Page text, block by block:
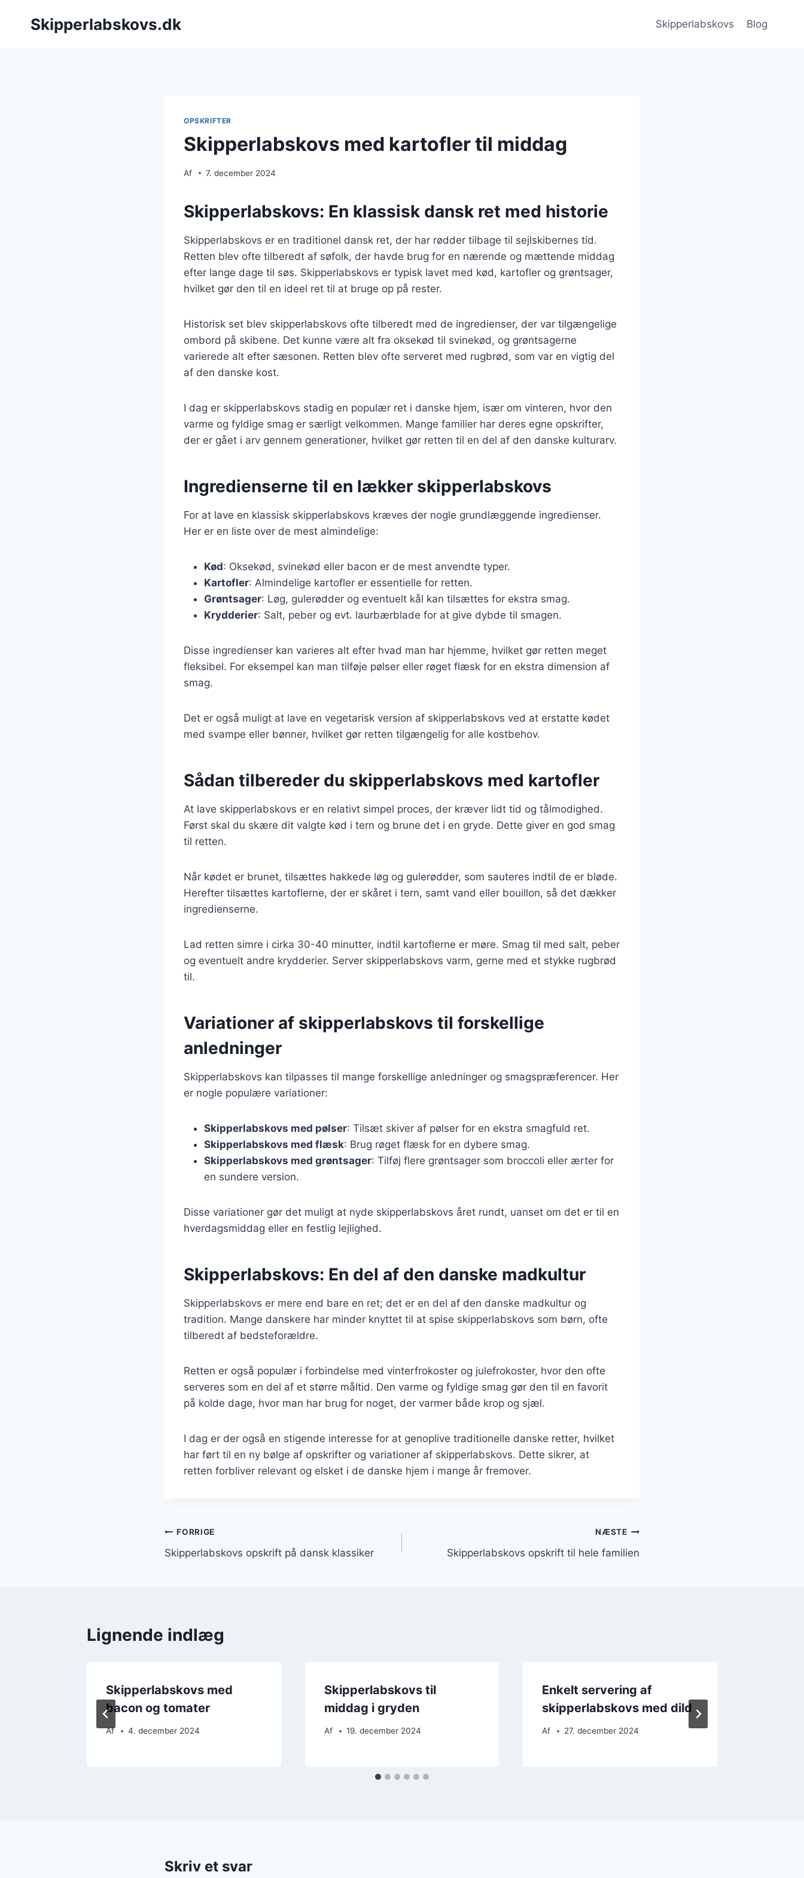
Skipperlabskovs.dk Skipperlabskovs Blog
OPSKRIFTER
Skipperlabskovs med kartofler til middag
Af 7. december 2024
Skipperlabskovs: En klassisk dansk ret med historie
Skipperlabskovs er en traditionel dansk ret, der har rødder tilbage til sejlskibernes tid.
Retten blev ofte tilberedt af søfolk, der havde brug for en nærende og mættende middag
efter lange dage til søs. Skipperlabskovs er typisk lavet med kød, kartofler og grøntsager,
hvilket gør den til en ideel ret til at bruge op på rester.
Historisk set blev skipperlabskovs ofte tilberedt med de ingredienser, der var tilgængelige
ombord på skibene. Det kunne være alt fra oksekød til svinekød, og grøntsagerne
varierede alt efter sæsonen. Retten blev ofte serveret med rugbrød, som var en vigtig del
af den danske kost.
I dag er skipperlabskovs stadig en populær ret i danske hjem, især om vinteren, hvor den
varme og fyldige smag er særligt velkommen. Mange familier har deres egne opskrifter,
der er gået i arv gennem generationer, hvilket gør retten til en del af den danske kulturarv.
Ingredienserne til en lækker skipperlabskovs
For at lave en klassisk skipperlabskovs kræves der nogle grundlæggende ingredienser.
Her er en liste over de mest almindelige:
Kød: Oksekød, svinekød eller bacon er de mest anvendte typer.
Kartofler: Almindelige kartofler er essentielle for retten.
Grøntsager: Løg, gulerødder og eventuelt kål kan tilsættes for ekstra smag.
Krydderier: Salt, peber og evt. laurbærblade for at give dybde til smagen.
Disse ingredienser kan varieres alt efter hvad man har hjemme, hvilket gør retten meget
fleksibel. For eksempel kan man tilføje pølser eller røget flæsk for en ekstra dimension af
smag.
Det er også muligt at lave en vegetarisk version af skipperlabskovs ved at erstatte kødet
med svampe eller bønner, hvilket gør retten tilgængelig for alle kostbehov.
Sådan tilbereder du skipperlabskovs med kartofler
At lave skipperlabskovs er en relativt simpel proces, der kræver lidt tid og tålmodighed.
Først skal du skære dit valgte kød i tern og brune det i en gryde. Dette giver en god smag
til retten.
Når kødet er brunet, tilsættes hakkede løg og gulerødder, som sauteres indtil de er bløde.
Herefter tilsættes kartoflerne, der er skåret i tern, samt vand eller bouillon, så det dækker
ingredienserne.
Lad retten simre i cirka 30-40 minutter, indtil kartoflerne er møre. Smag til med salt, peber
og eventuelt andre krydderier. Server skipperlabskovs varm, gerne med et stykke rugbrød
til.
Variationer af skipperlabskovs til forskellige
anledninger
Skipperlabskovs kan tilpasses til mange forskellige anledninger og smagspræferencer. Her
er nogle populære variationer:
Skipperlabskovs med pølser: Tilsæt skiver af pølser for en ekstra smagfuld ret.
Skipperlabskovs med flæsk: Brug røget flæsk for en dybere smag.
Skipperlabskovs med grøntsager: Tilføj flere grøntsager som broccoli eller ærter for
en sundere version.
Disse variationer gør det muligt at nyde skipperlabskovs året rundt, uanset om det er til en
hverdagsmiddag eller en festlig lejlighed.
Skipperlabskovs: En del af den danske madkultur
Skipperlabskovs er mere end bare en ret; det er en del af den danske madkultur og
tradition. Mange danskere har minder knyttet til at spise skipperlabskovs som børn, ofte
tilberedt af bedsteforældre.
Retten er også populær i forbindelse med vinterfrokoster og julefrokoster, hvor den ofte
serveres som en del af et større måltid. Den varme og fyldige smag gør den til en favorit
på kolde dage, hvor man har brug for noget, der varmer både krop og sjæl.
I dag er der også en stigende interesse for at genoplive traditionelle danske retter, hvilket
har ført til en ny bølge af opskrifter og variationer af skipperlabskovs. Dette sikrer, at
retten forbliver relevant og elsket i de danske hjem i mange år fremover.
Indlægsnavigation
FORRIGE
Skipperlabskovs opskrift på dansk klassiker
NÆSTE
Skipperlabskovs opskrift til hele familien
Lignende indlæg
Skipperlabskovs med
bacon og tomater
Af 4. december 2024
Skipperlabskovs til
middag i gryden
Af 19. december 2024
Enkelt servering af
skipperlabskovs med dild
Af 27. december 2024
Skriv et svar